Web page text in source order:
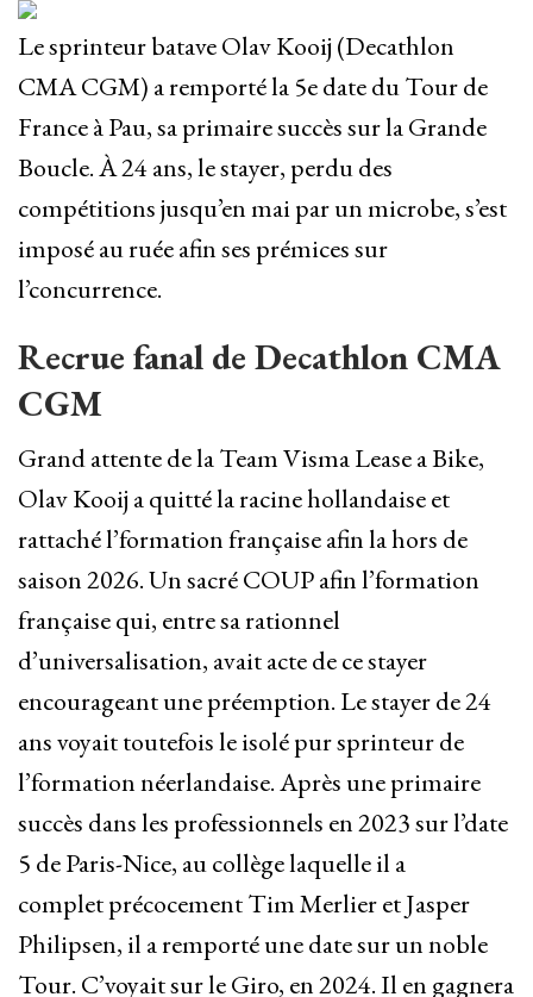
Le sprinteur batave Olav Kooij (Decathlon
CMA CGM) a remporté la 5e date du Tour de
France à Pau, sa primaire succès sur la Grande
Boucle. À 24 ans, le stayer, perdu des
compétitions jusqu’en mai par un microbe, s’est
imposé au ruée afin ses prémices sur
l’concurrence.
Recrue fanal de Decathlon CMA
CGM
Grand attente de la Team Visma Lease a Bike,
Olav Kooij a quitté la racine hollandaise et
rattaché l’formation française afin la hors de
saison 2026. Un sacré COUP afin l’formation
française qui, entre sa rationnel
d’universalisation, avait acte de ce stayer
encourageant une préemption. Le stayer de 24
ans voyait toutefois le isolé pur sprinteur de
l’formation néerlandaise. Après une primaire
succès dans les professionnels en 2023 sur l’date
5 de Paris-Nice, au collège laquelle il a
complet précocement Tim Merlier et Jasper
Philipsen, il a remporté une date sur un noble
Tour. C’voyait sur le Giro, en 2024. Il en gagnera